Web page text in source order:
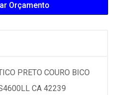
Orçamento
PRETO COURO BICO
CA 42239